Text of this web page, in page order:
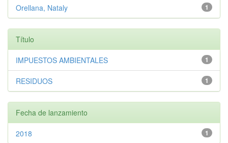
1
Orellana, Nataly
Título
1
IMPUESTOS AMBIENTALES
1
RESIDUOS
Fecha de lanzamiento
1
2018